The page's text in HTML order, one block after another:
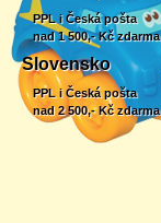
PPL i Česká pošta
nad 1 500,- Kč zdarma
Slovensko
PPL i Česká pošta
nad 2 500,- Kč zdarma